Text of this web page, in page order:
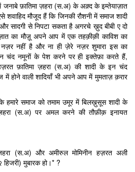
फ़ातिमा ज़हरा (स.अ) के अक़्द के इम्तेयाज़ात
मौजूद हैं कि जिनकी रौशनी में समाज शादी
सादगी से निपटा सकता है अगरचे ख़ुद बीबी ए दो
का मौज़ू अपने आप में एक तहक़ीक़ी काविश का
नज़र नहीं है और ना ही ज़ेरे नज़र शुमारा इस का
इन चंद नमूनों के पेश करने पर ही इक्तेफ़ा करते हैं,
फ़ातिमा ज़हरा (स.अ) की शादी के इन चंद
में होने वाली शादियाँ भी अपने आप में मुमताज़ क़रार
समाज को तमाम उमूर में बिलख़ुसूस शादी के
(स.अ) पर अमल करने की तौफ़ीक़ इनायत
(स.अ) और अमीरुल मोमिनीन हज़रत अली
मुबारक हो।* ?